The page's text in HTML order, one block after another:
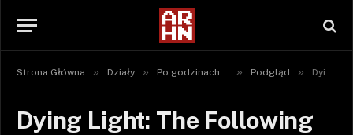
Strona Główna » Działy » Po godzinach... » Podgląd » Dying Light: The Following — Podgląd #088
Dying Light: The Following